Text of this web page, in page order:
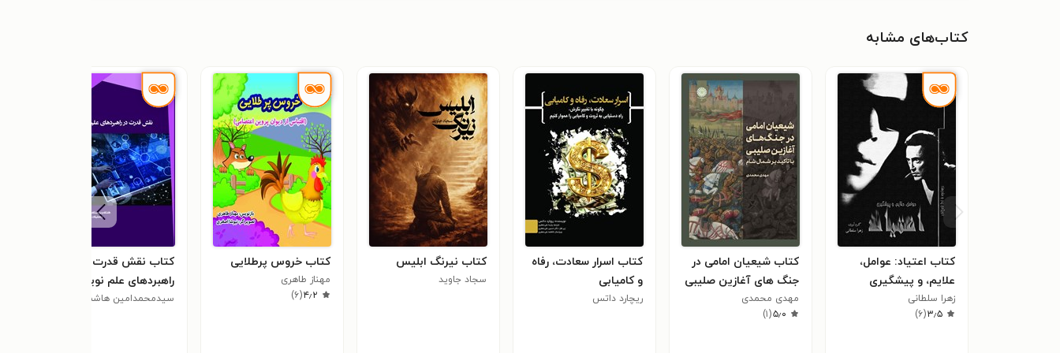
کتاب‌های مشابه
کتاب اعتیاد: عوامل،
علایم، و پیشگیری
(ویژه‌‌‌ی پدر و مادرها)
زهرا سلطانی
۳٫۵(۶)
کتاب شیعیان امامی در
جنگ های آغازین صلیبی
مهدی محمدی
۵٫۰(۱)
کتاب اسرار سعادت، رفاه
و کامیابی
ریچارد داتس
کتاب نیرنگ ابلیس
سجاد جاوید
کتاب خروس پرطلایی
مهناز طاهری
۴٫۲(۶)
کتاب نقش قدرت در
راهبردهای علم نوین
سیدمحمدامین هاشمی